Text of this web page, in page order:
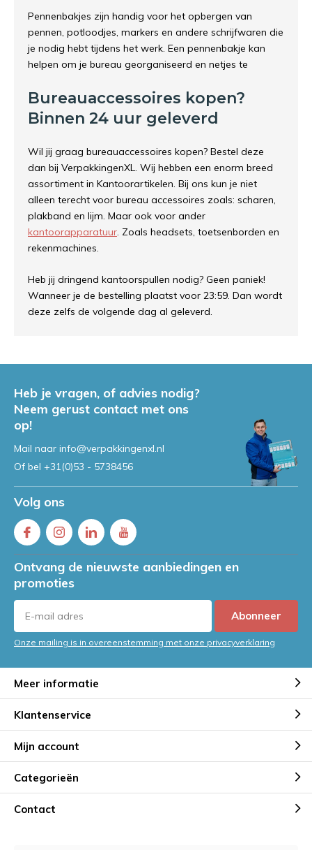
Pennenbakjes zijn handig voor het opbergen van
pennen, potloodjes, markers en andere schrijfwaren die
je nodig hebt tijdens het werk. Een pennenbakje kan
helpen om je bureau georganiseerd en netjes te
Bureauaccessoires kopen?
Binnen 24 uur geleverd
Wil jij graag bureauaccessoires kopen? Bestel deze
dan bij VerpakkingenXL. Wij hebben een enorm breed
assortiment in Kantoorartikelen. Bij ons kun je niet
alleen terecht voor bureau accessoires zoals: scharen,
plakband en lijm. Maar ook voor ander
kantoorapparatuur. Zoals headsets, toetsenborden en
rekenmachines.
Heb jij dringend kantoorspullen nodig? Geen paniek!
Wanneer je de bestelling plaatst voor 23:59. Dan wordt
deze zelfs de volgende dag al geleverd.
Heb je vragen, of advies nodig?
Neem gerust contact met ons
op!
Mail naar info@verpakkingenxl.nl
Of bel +31(0)53 - 5738456
Volg ons
Ontvang de nieuwste aanbiedingen en
promoties
Abonneer
Onze mailing is in overeenstemming met onze privacyverklaring
Meer informatie
Klantenservice
Mijn account
Categorieën
Contact